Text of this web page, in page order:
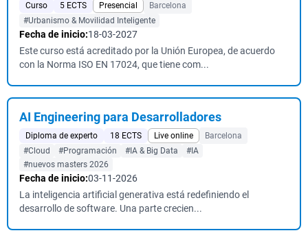
Curso 5 ECTS Presencial
Barcelona
#Urbanismo & Movilidad Inteligente
Fecha de inicio:18-03-2027
Este curso está acreditado por la Unión Europea, de acuerdo
con la Norma ISO EN 17024, que tiene com...
AI Engineering para Desarrolladores
Diploma de experto 18 ECTS Live online
Barcelona
#Cloud
#Programación #IA & Big Data
#IA
#nuevos masters 2026
Fecha de inicio:03-11-2026
La inteligencia artificial generativa está redefiniendo el
desarrollo de software. Una parte crecien...